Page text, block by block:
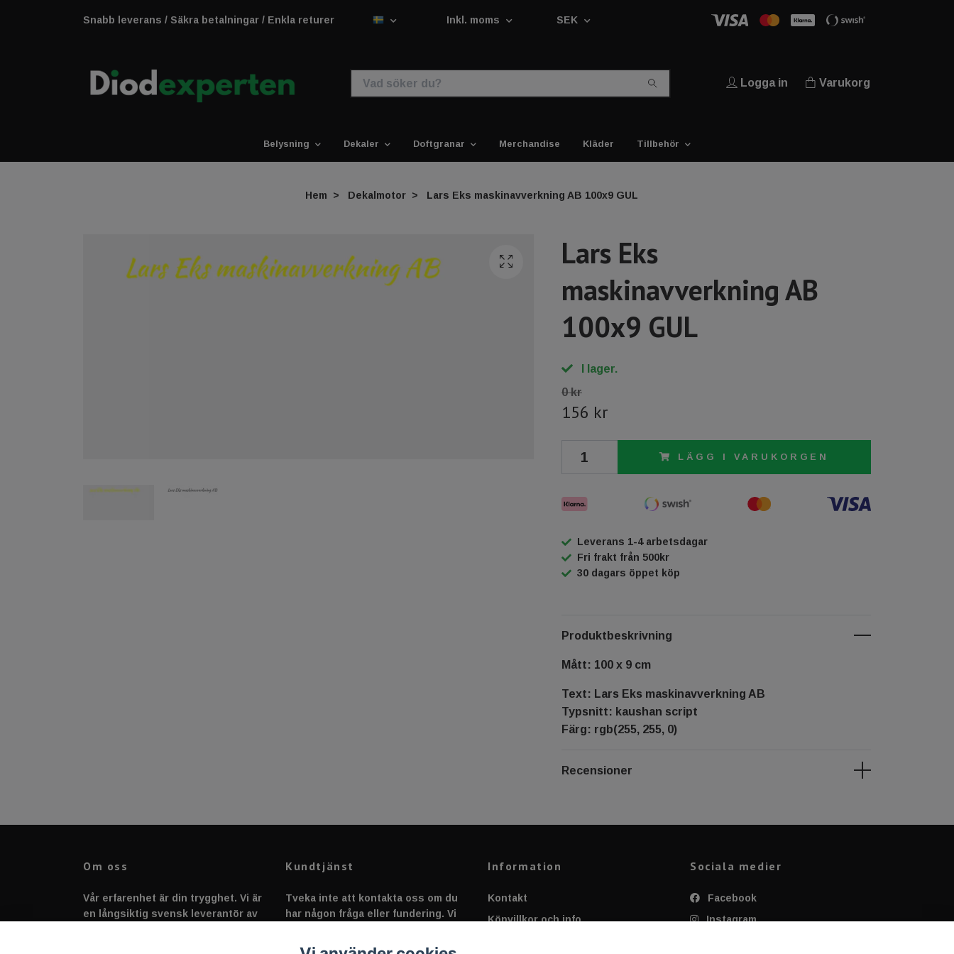
Snabb leverans / Säkra betalningar / Enkla returer Inkl. moms SEK
Logga in Varukorg
Belysning Dekaler Doftgranar Merchandise Kläder Tillbehör
Hem Dekalmotor Lars Eks maskinavverkning AB 100x9 GUL
Lars Eks
maskinavverkning AB
100x9 GUL
I lager.
0 kr
156 kr
LÄGG I VARUKORGEN
Leverans 1-4 arbetsdagar
Fri frakt från 500kr
30 dagars öppet köp
Produktbeskrivning
Mått: 100 x 9 cm
Text: Lars Eks maskinavverkning AB
Typsnitt: kaushan script
Färg: rgb(255, 255, 0)
Recensioner
Om oss
Vår erfarenhet är din trygghet. Vi är
en långsiktig svensk leverantör av
Kundtjänst
Tveka inte att kontakta oss om du
har någon fråga eller fundering. Vi
Information
Kontakt
Köpvillkor och info
Sociala medier
Facebook
Instagram